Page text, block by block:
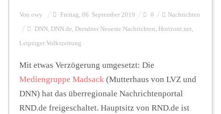
Personalien
FUNKTURM-Beiträge
Von owy Freitag, 06. September 2019 0 Nachrichten
DNN, DNN.de, Dresdner Neueste Nachrichten, Horizont.net,
Leipziger Volkszeitung
Mit etwas Verzögerung umgesetzt: Die
Mediengruppe Madsack (Mutterhaus von LVZ und
DNN) hat das überregionale Nachrichtenportal
RND.de freigeschaltet. Hauptsitz von RND.de ist